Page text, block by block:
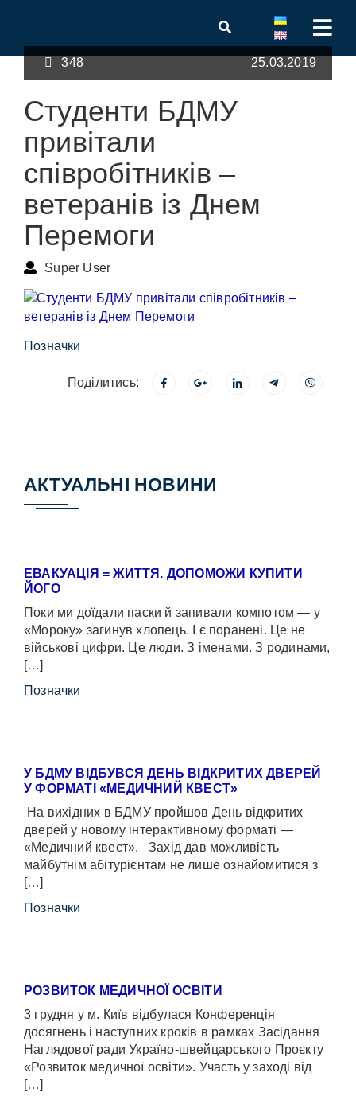
348 25.03.2019
Студенти БДМУ
привітали
співробітників –
ветеранів із Днем
Перемоги
Super User
Позначки
Поділитись:
АКТУАЛЬНІ НОВИНИ
ЕВАКУАЦІЯ = ЖИТТЯ. ДОПОМОЖИ КУПИТИ
ЙОГО
Поки ми доїдали паски й запивали компотом — у
«Мороку» загинув хлопець. І є поранені. Це не
військові цифри. Це люди. З іменами. З родинами,
[…]
Позначки
У БДМУ ВІДБУВСЯ ДЕНЬ ВІДКРИТИХ ДВЕРЕЙ
У ФОРМАТІ «МЕДИЧНИЙ КВЕСТ»
На вихідних в БДМУ пройшов День відкритих
дверей у новому інтерактивному форматі —
«Медичний квест». Захід дав можливість
майбутнім абітурієнтам не лише ознайомитися з
[…]
Позначки
РОЗВИТОК МЕДИЧНОЇ ОСВІТИ
3 грудня у м. Київ відбулася Конференція
досягнень і наступних кроків в рамках Засідання
Наглядової ради Україно-швейцарського Проєкту
«Розвиток медичної освіти». Участь у заході від
[…]